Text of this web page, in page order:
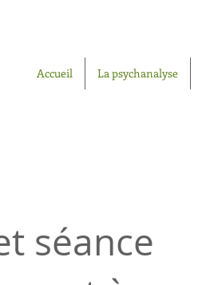
Accueil La psychanalyse
séance